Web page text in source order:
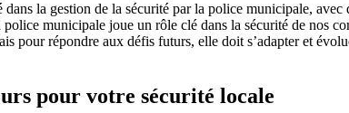
la gestion de la sécurité par la police municipale,
municipale joue un rôle clé dans la sécurité de nos
pour répondre aux défis futurs, elle doit s’adapter et
pour votre sécurité locale